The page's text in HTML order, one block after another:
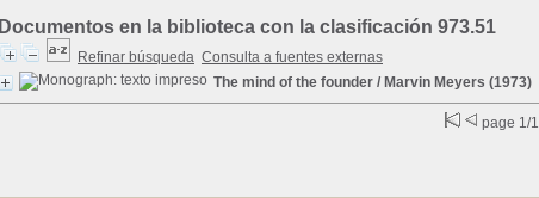
Documentos en la biblioteca con la clasificación 973.51
Refinar búsqueda Consulta a fuentes externas
The mind of the founder / Marvin Meyers (1973)
page 1/1